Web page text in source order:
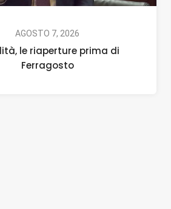
AGOSTO 7, 2026
le riaperture prima di
Ferragosto